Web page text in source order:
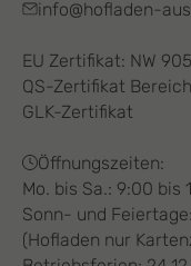
info@hofladen-
EU Zertifikat: NW
QS-Zertifikat
GLK-Zertifikat
Öffnungszeiten:
Mo. bis Sa.: 9:00 bis
Sonn- und
(Hofladen nur